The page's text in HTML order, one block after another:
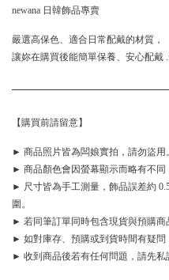
newana 日韓飾品專賣
嚴選高保色、適合日常配戴的材質，
讓妳在購買後能簡單保養、安心配戴
【購買前請留意】
► 商品照片皆為闆娘實拍，請勿盜用。
► 商品顏色會因螢幕顯示而略有不同
► 尺寸皆為手工測量，飾品誤差約
圍。
► 若同筆訂單同時包含現貨與預購商
► 如對庫存、預購或到貨時間有疑問
► 收到商品後若有任何問題，請先私